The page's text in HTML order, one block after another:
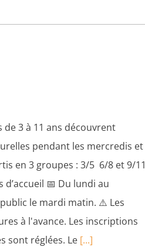
de 3 à 11 ans découvrent
pendant les mercredis et
en 3 groupes : 3/5 6/8 et 9/11
📅 Du lundi au
le mardi matin. ⚠️ Les
à l'avance. Les inscriptions
sont réglées. Le [...]